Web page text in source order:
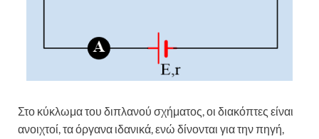
Στο κύκλωμα του διπλανού σχήματος, οι διακόπτες είναι
ανοιχτοί,τα όργανα ιδανικά, ενώ δίνονται για την πηγή,